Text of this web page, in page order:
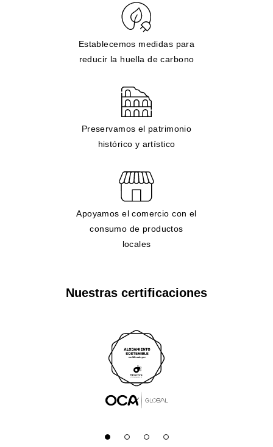
Establecemos medidas para
reducir la huella de carbono
Preservamos el patrimonio
histórico y artístico
Apoyamos el comercio con el
consumo de productos
locales
Nuestras certificaciones